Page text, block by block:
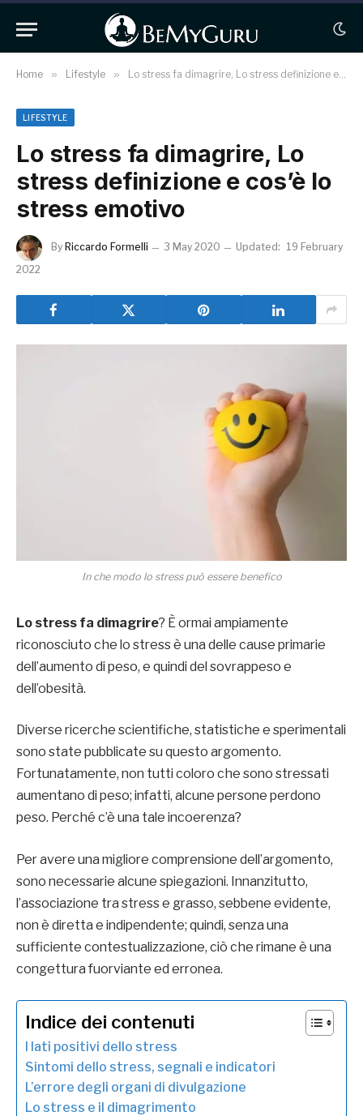
Home » Lifestyle » Lo stress fa dimagrire, Lo stress definizione e cos’è lo stress emotivo
LIFESTYLE
Lo stress fa dimagrire, Lo
stress definizione e cos’è lo
stress emotivo
By Riccardo Formelli 3 May 2020 Updated: 19 February
2022
In che modo lo stress può essere benefico
Lo stress fa dimagrire? È ormai ampiamente
riconosciuto che lo stress è una delle cause primarie
dell’aumento di peso, e quindi del sovrappeso e
dell’obesità.
Diverse ricerche scientifiche, statistiche e sperimentali
sono state pubblicate su questo argomento.
Fortunatamente, non tutti coloro che sono stressati
aumentano di peso; infatti, alcune persone perdono
peso. Perché c’è una tale incoerenza?
Per avere una migliore comprensione dell’argomento,
sono necessarie alcune spiegazioni. Innanzitutto,
l’associazione tra stress e grasso, sebbene evidente,
non è diretta e indipendente; quindi, senza una
sufficiente contestualizzazione, ciò che rimane è una
congettura fuorviante ed erronea.
Indice dei contenuti
I lati positivi dello stress
Sintomi dello stress, segnali e indicatori
L’errore degli organi di divulgazione
Lo stress e il dimagrimento